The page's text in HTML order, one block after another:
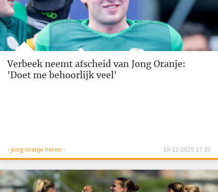
Verbeek neemt afscheid van Jong Oranje:
'Doet me behoorlijk veel'
- jong oranje heren - 10-12-2025 17:35